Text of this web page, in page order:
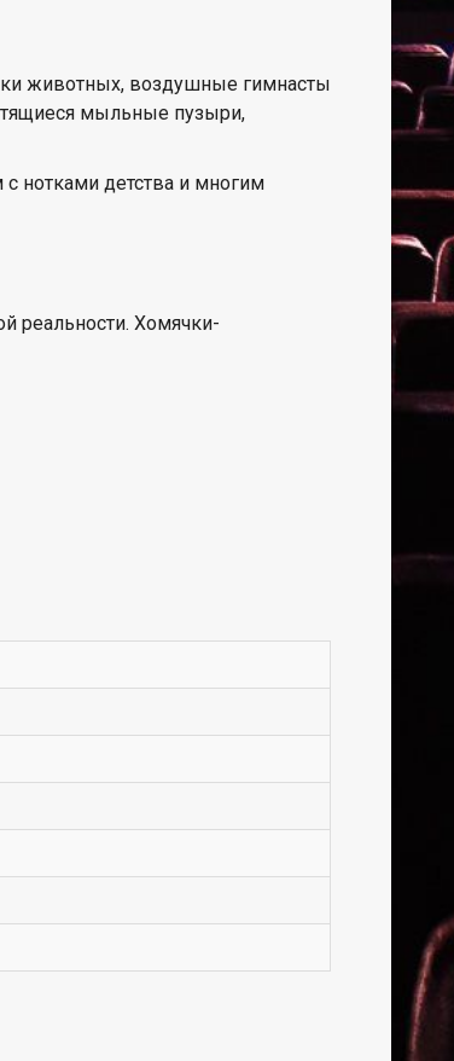
животных, воздушные гимнасты
мыльные пузыри,
нотками детства и многим
реальности. Хомячки-